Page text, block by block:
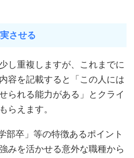
させる
し重複しますが、これまでに
容を記載すると「この人には
られる能力がある」とクライ
らえます。
部卒」等の特徴あるポイント
みを活かせる意外な職種から